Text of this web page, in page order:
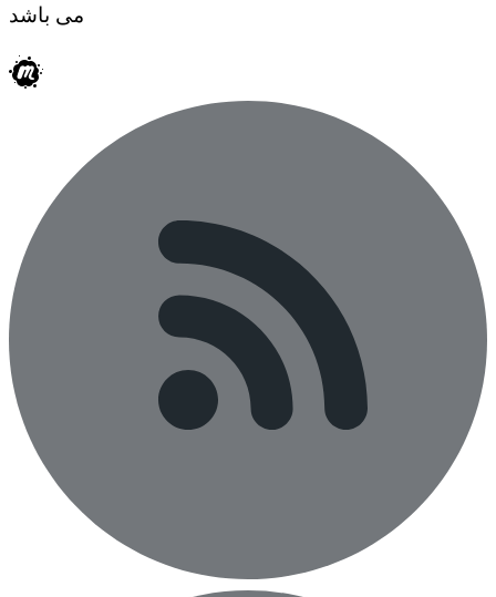
می باشد